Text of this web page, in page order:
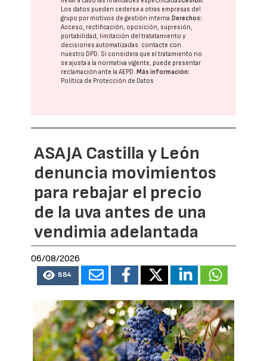
Los datos pueden cederse a otras empresas del
grupo por motivos de gestión interna. Derechos:
Acceso, rectificación, oposición, supresión,
portabilidad, limitación del tratatamiento y
decisiones automatizadas: contacte con
nuestro DPD. Si considera que el tratamiento no
se ajusta a la normativa vigente, puede presentar
reclamación ante laAEPD. Más información:
Política de Protección de Datos
ASAJA Castilla y León
denuncia movimientos
para rebajar el precio
de la uva antes de una
vendimia adelantada
06/08/2026
884